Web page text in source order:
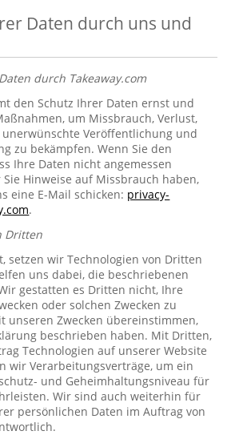
Daten durch uns und
durch Takeaway.com
den Schutz Ihrer Daten ernst und
um Missbrauch, Verlust,
Veröffentlichung und
zu bekämpfen. Wenn Sie den
Ihre Daten nicht angemessen
Hinweise auf Missbrauch haben,
eine E-Mail schicken: privacy-
.
Dritten
setzen wir Technologien von Dritten
uns dabei, die beschriebenen
gestatten es Dritten nicht, Ihre
oder solchen Zwecken zu
unseren Zwecken übereinstimmen,
beschrieben haben. Mit Dritten,
Technologien auf unserer Website
wir Verarbeitungsverträge, um ein
und Geheimhaltungsniveau für
Wir sind auch weiterhin für
persönlichen Daten im Auftrag von